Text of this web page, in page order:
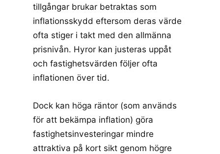
tillgångar brukar betraktas som
inflationsskydd eftersom deras värde
ofta stiger i takt med den allmänna
prisnivån. Hyror kan justeras uppåt
och fastighetsvärden följer ofta
inflationen över tid.
Dock kan höga räntor (som används
för att bekämpa inflation) göra
fastighetsinvesteringar mindre
attraktiva på kort sikt genom högre